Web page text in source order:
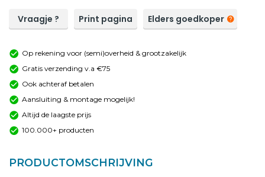
Vraagje ? Print pagina Elders goedkoper
Op rekening voor (semi)overheid & grootzakelijk
Gratis verzending v.a €75
Ook achteraf betalen
Aansluiting & montage mogelijk!
Altijd de laagste prijs
100.000+ producten
PRODUCTOMSCHRIJVING